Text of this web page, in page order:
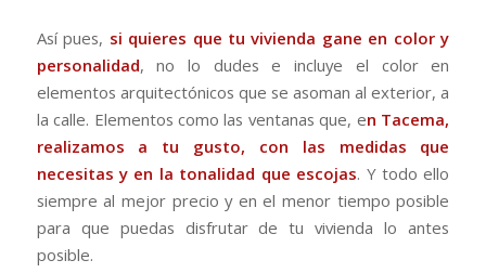
Así pues, si quieres que tu vivienda gane en color y
personalidad, no lo dudes e incluye el color en
elementos arquitectónicos que se asoman al exterior, a
la calle. Elementos como las ventanas que, en Tacema,
realizamos a tu gusto, con las medidas que
necesitas y en la tonalidad que escojas. Y todo ello
siempre al mejor precio y en el menor tiempo posible
para que puedas disfrutar de tu vivienda lo antes
posible.